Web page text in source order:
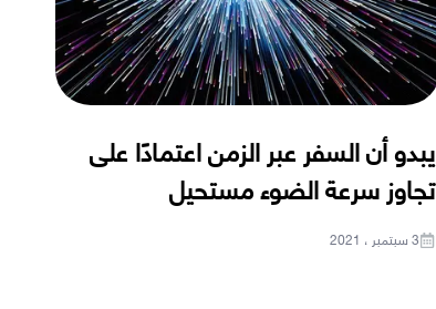
يبدو أن السفر عبر الزمن اعتمادًا على
تجاوز سرعة الضوء مستحيل
3 سبتمبر ، 2021